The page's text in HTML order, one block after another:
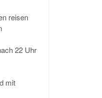
reisen
22 Uhr
mit